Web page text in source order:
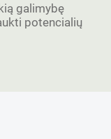
galimybę
potencialių